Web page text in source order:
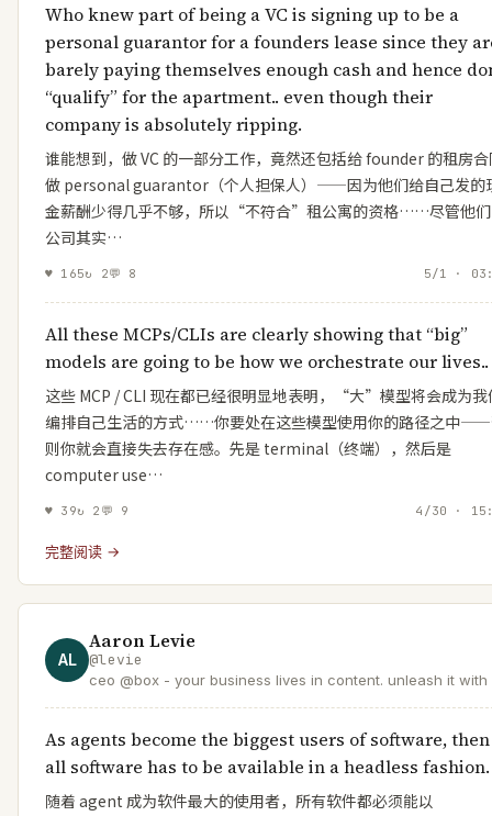
Who knew part of being a VC is signing up to be a
personal guarantor for a founders lease since they
barely paying themselves enough cash and hence
“qualify” for the apartment.. even though their
company is absolutely ripping.
谁能想到，做 VC 的一部分工作，竟然还包括给 founder 的租房
做 personal guarantor（个人担保人）——因为他们给自己发的
金薪酬少得几乎不够，所以“不符合”租公寓的资格……尽管他
公司其实…
♥ 165↻ 2💬 8 5/1 ·
All these MCPs/CLIs are clearly showing that “big”
models are going to be how we orchestrate our lives..
这些 MCP / CLI 现在都已经很明显地表明，“大”模型将会成为我
编排自己生活的方式……你要处在这些模型使用你的路径之中
则你就会直接失去存在感。先是 terminal（终端），然后是
computer use…
♥ 39↻ 2 💬 9 4/30 ·
完整阅读 →
AL
Aaron Levie
@levie
ceo @box - your business lives in content. unleash it with
As agents become the biggest users of software, then
all software has to be available in a headless fashion.
随着 agent 成为软件最大的使用者，所有软件都必须能以